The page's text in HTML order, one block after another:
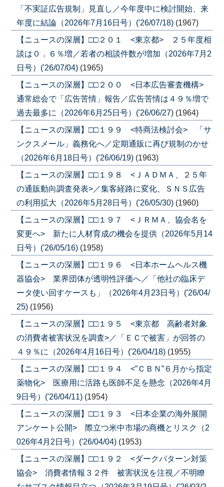
「不実証広告規制」見直し／今年度中に検討開始、来
年度に結論（2026年7月16日号）('26/07/18) (1967)
【ニュースの深層】□□２０１ <東京都> ２５年度相
談は０．６％増／若者の相談件数が増加（2026年7月2
日号）('26/07/04) (1965)
【ニュースの深層】□□２００ <日本広告審査機構>
通常総会で「広告苦情」報告／広告苦情は４９％増で
過去最多に（2026年6月25日号）('26/06/27) (1964)
【ニュースの深層】□□１９９ <特商法検討会> 「サ
ンクスメール」義務化へ／定期通販に再び規制のかせ
（2026年6月18日号）('26/06/19) (1963)
【ニュースの深層】□□１９８ <ＪＡＤＭＡ、２５年
の通販動向調査発表>／集客経路に変化、ＳＮＳ広告
の利用拡大（2026年5月28日号）('26/05/30) (1960)
【ニュースの深層】□□１９７ <ＪＲＭＡ、協会名を
変更へ> 新たに人材育成の機会を提供（2026年5月14
日号）('26/05/16) (1958)
【ニュースの深層】□□１９６ <日本ホームヘルス機
器協会> 業界団体が透明性評価へ／「他社の臨床デ
ータ使い回すケースも」（2026年4月23日号）('26/04/
25) (1956)
【ニュースの深層】□□１９５ <東京都 高齢者対象
の消費者被害状況を調査>／「ＥＣで被害」が回答の
４９％に（2026年4月16日号）('26/04/18) (1955)
【ニュースの深層】□□１９４ <”ＣＢＮ”６月から指定
薬物化> 医療用に活路も医師不足を懸念（2026年4月
9日号）('26/04/11) (1954)
【ニュースの深層】□□１９３ <日本企業の海外展開
アンケート公開> 際立つ米中市場の商機とリスク（2
026年4月2日号）('26/04/04) (1953)
【ニュースの深層】□□１９２ <ダークパターン対策
協会> 消費者情報３２件 被害状況を注視／不明瞭